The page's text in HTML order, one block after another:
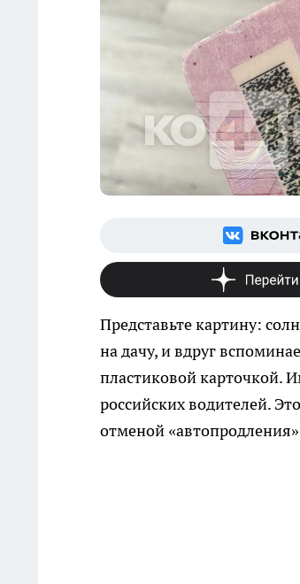
Представьте картину:
на дачу, и вдруг
пластиковой карточкой.
российских водителей.
отменой